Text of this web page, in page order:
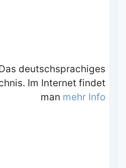
deutschsprachiges
Im Internet findet
man mehr Info